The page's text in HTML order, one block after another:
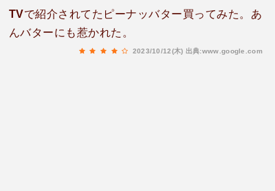
TVで紹介されてたピーナッバター買ってみた。あ
んバターにも惹かれた。
2023/10/12(木) 出典:www.google.com